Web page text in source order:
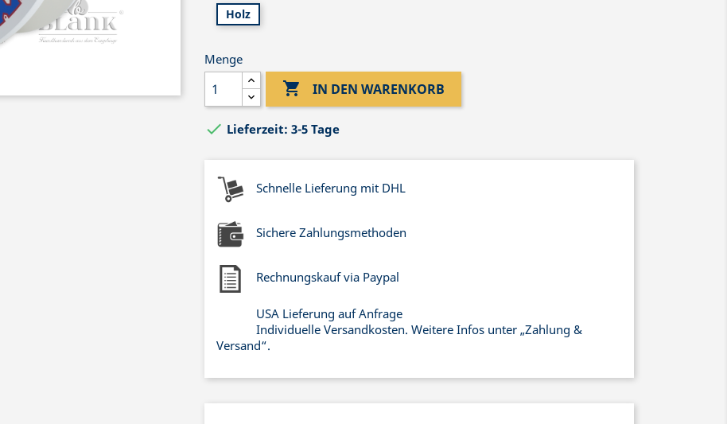
Holz
Menge
 IN DEN WARENKORB
 Lieferzeit: 3-5 Tage
Schnelle Lieferung mit DHL
Sichere Zahlungsmethoden
Rechnungskauf via Paypal
USA Lieferung auf Anfrage
Individuelle Versandkosten. Weitere Infos unter „Zahlung &
Versand“.